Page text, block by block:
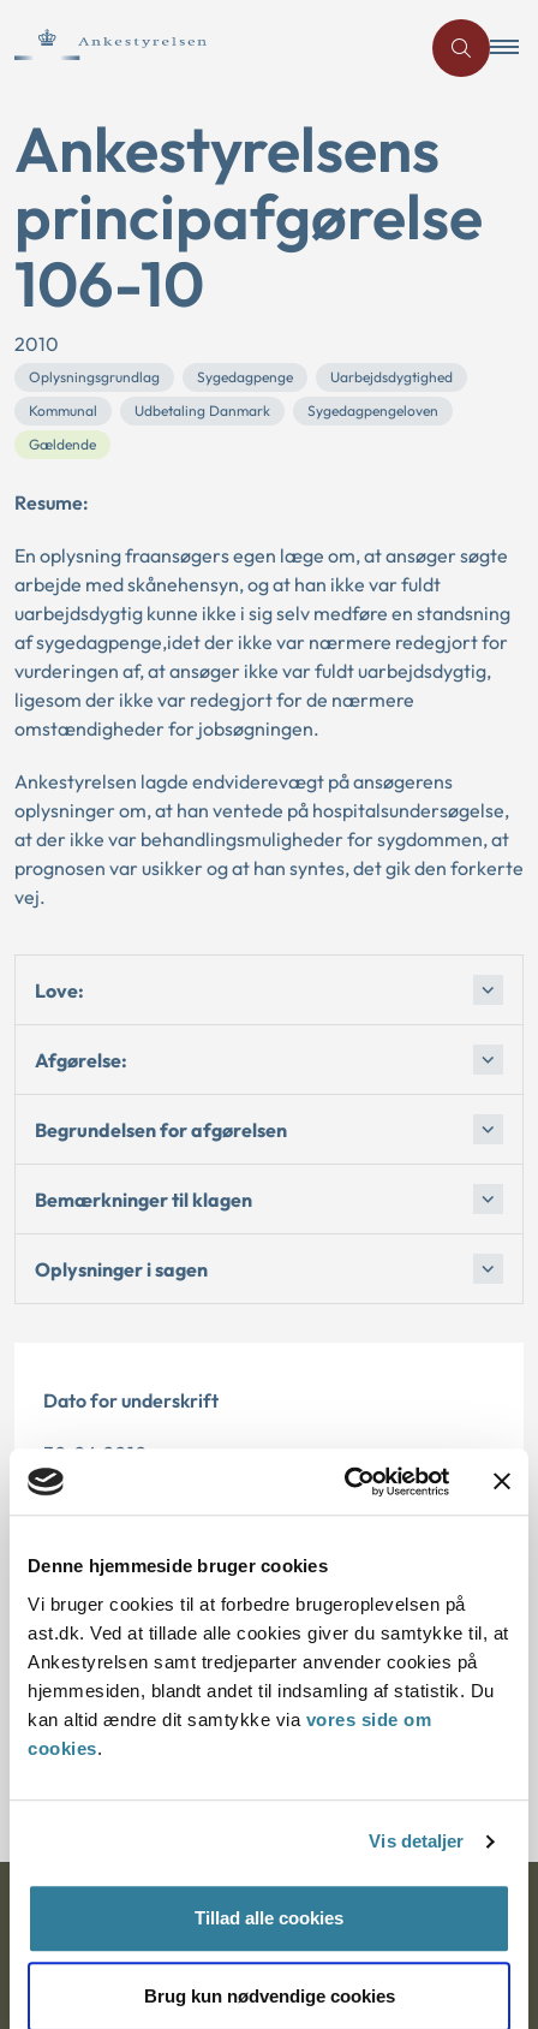
Denne hjemmeside bruger cookies
Vi bruger cookies til at forbedre brugeroplevelsen på
ast.dk. Ved at tillade alle cookies giver du samtykke til, at
Ankestyrelsen samt tredjeparter anvender cookies på
hjemmesiden, blandt andet til indsamling af statistik. Du
kan altid ændre dit samtykke via vores side om
cookies.
Vis detaljer
Tillad alle cookies
Brug kun nødvendige cookies
Ankestyrelsens
principafgørelse
106-10
2010
Oplysningsgrundlag Sygedagpenge
Uarbejdsdygtighed
Kommunal
Udbetaling Danmark
Sygedagpengeloven
Gældende
Resume:
En oplysning fraansøgers egen læge om, at ansøger søgte
arbejde med skånehensyn, og at han ikke var fuldt
uarbejdsdygtig kunne ikke i sig selv medføre en standsning
af sygedagpenge,idet der ikke var nærmere redegjort for
vurderingen af, at ansøger ikke var fuldt uarbejdsdygtig,
ligesom der ikke var redegjort for de nærmere
omstændigheder for jobsøgningen.
Ankestyrelsen lagde endviderevægt på ansøgerens
oplysninger om, at han ventede på hospitalsundersøgelse,
at der ikke var behandlingsmuligheder for sygdommen, at
prognosen var usikker og at han syntes, det gik den forkerte
vej.
Love:
Afgørelse:
Begrundelsen for afgørelsen
Bemærkninger til klagen
Oplysninger i sagen
Dato for underskrift
30.04.2010
10.07.2013
Paragraf
§ 7
Journalnummer
Postadresse: